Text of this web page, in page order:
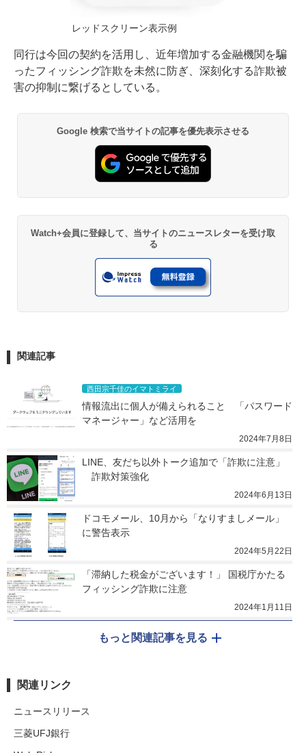
レッドスクリーン表示例
同行は今回の契約を活用し、近年増加する金融機関を騙
ったフィッシング詐欺を未然に防ぎ、深刻化する詐欺被
害の抑制に繋げるとしている。
Google 検索で当サイトの記事を優先表示させる
Watch+会員に登録して、当サイトのニュースレターを受け取
る
関連記事
西田宗千佳のイマトミライ
情報流出に個人が備えられること　「パスワード
マネージャー」など活用を
2024年7月8日
LINE、友だち以外トーク追加で「詐欺に注意」
詐欺対策強化
2024年6月13日
ドコモメール、10月から「なりすましメール」
に警告表示
2024年5月22日
「滞納した税金がございます！」 国税庁かたる
フィッシング詐欺に注意
2024年1月11日
もっと関連記事を見る
関連リンク
ニュースリリース
三菱UFJ銀行